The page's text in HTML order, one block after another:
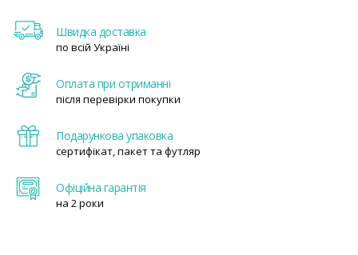
Швидка доставка
по всій Україні
Оплата при отриманні
після перевірки покупки
Подарункова упаковка
сертифікат, пакет та футляр
Офіційна гарантія
на 2 роки